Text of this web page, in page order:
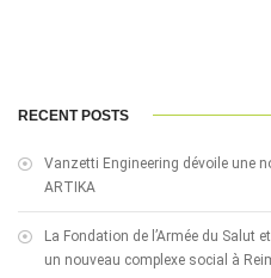
RECENT POSTS
Vanzetti Engineering dévoile une
ARTIKA
La Fondation de l’Armée du Salut
un nouveau complexe social à